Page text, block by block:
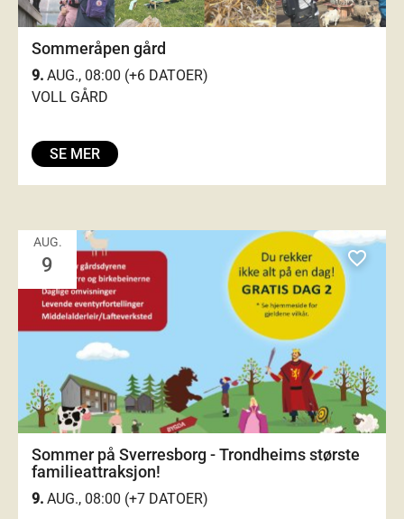
Sommeråpen gård
9. AUG., 08:00 (+6 DATOER)
VOLL GÅRD
SE MER
AUG.
9 favorite_outlined
Sommer på Sverresborg - Trondheims største
familieattraksjon!
9. AUG., 08:00 (+7 DATOER)